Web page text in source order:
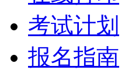
考试计划
报名指南